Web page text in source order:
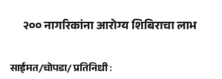
२०० नागरिकांना आरोग्य शिबिराचा लाभ
साईमत/चोपडा/ प्रतिनिधी: